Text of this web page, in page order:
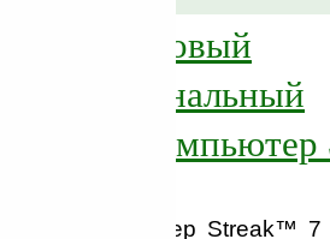
7-дюймовый
компьютер Streak™